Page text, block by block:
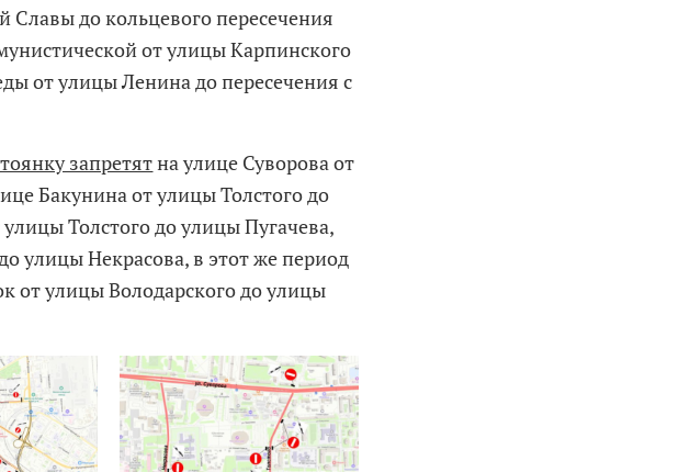
Славы до кольцевого пересечения
от улицы Карпинского
от улицы Ленина до пересечения с
запретятна улице Суворова от
Бакунина от улицы Толстого до
Толстого до улицы Пугачева,
улицы Некрасова, в этот же период
от улицы Володарского до улицы